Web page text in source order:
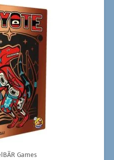
Games
älte­res Spiel in neu­
ist wirk­lich kom­plett
bis­her kann­te ich
in dem man sich ach-
dem Kopf zog und
– alles ein­ge­klei­
The­ma­tik die bes­ten­
vor 40
Das ist dank
Hei­del­BÄR-Redak­ti­on
die­se hat sich ent­